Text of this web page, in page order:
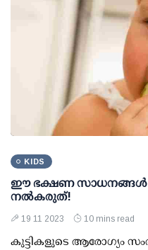
KIDS
ഈ ഭക്ഷണ സാധനങ്ങള്‍
നല്‍കരുത്!
19 11 2023 10 mins read
കുട്ടികളുടെ ആരോഗ്യം